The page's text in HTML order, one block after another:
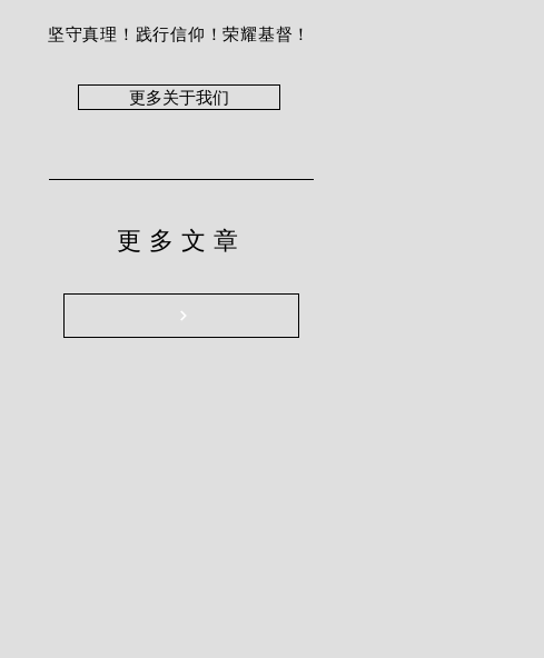
坚守真理！践行信仰！荣耀基督！
更多关于我们
更多文章